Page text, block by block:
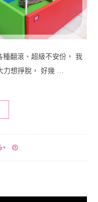
種翻滾、超級不安份， 我
力想掙脫， 好幾 …